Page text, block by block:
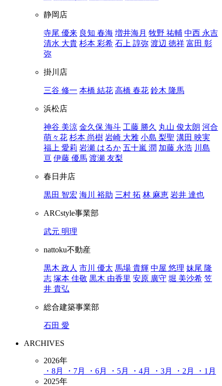
静岡店
寺尾 優来 良知 春海 増井海月 牧野 祐輔 中西 永吉
清水 大貴 杉本 彩希 石上 諄弥 渡辺 徳祥 富田 彰
弥
掛川店
三谷 修一 本橋 結花 高橋 春花 鈴木 隆馬
浜松店
神谷 美涼 金久保 海斗 工藤 勝久 丸山 俊太朗 河合
萌々花 杉本 尚樹 岩崎 大雅 小島 梨聖 溝田 映実
福上 愛莉 岩瀬 はるか 五十嵐 潤 加藤 永浩 川島
亘 伊藤 優馬 渡瀬 友梨
春日井店
黒田 智宏 海川 裕助 三村 拓 林 麻恵 岩井 達也
ARCstyle事業部
武元 明理
nattoku不動産
黒木 政人 市川 優太 馬場 貴輝 中屋 悠理 妹尾 隆
志 塚本 佳敬 黒木 由香里 安原 廣守 堀 美沙希 笠
井 貴弘
総合建築事業部
石田 愛
ARCHIVES
2026年
・8月
・7月 ・6月 ・5月 ・4月 ・3月 ・2月
・1月
2025年